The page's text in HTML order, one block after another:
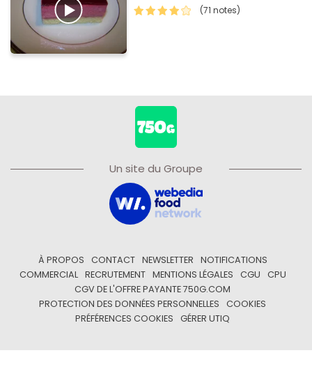
(71 notes)
Un site du Groupe
À PROPOS CONTACT NEWSLETTER
NOTIFICATIONS
COMMERCIAL
RECRUTEMENT MENTIONS LÉGALES CGU
CPU
CGV DE L'OFFRE PAYANTE 750G.COM
PROTECTION DES DONNÉES PERSONNELLES
COOKIES
PRÉFÉRENCES COOKIES
GÉRER UTIQ